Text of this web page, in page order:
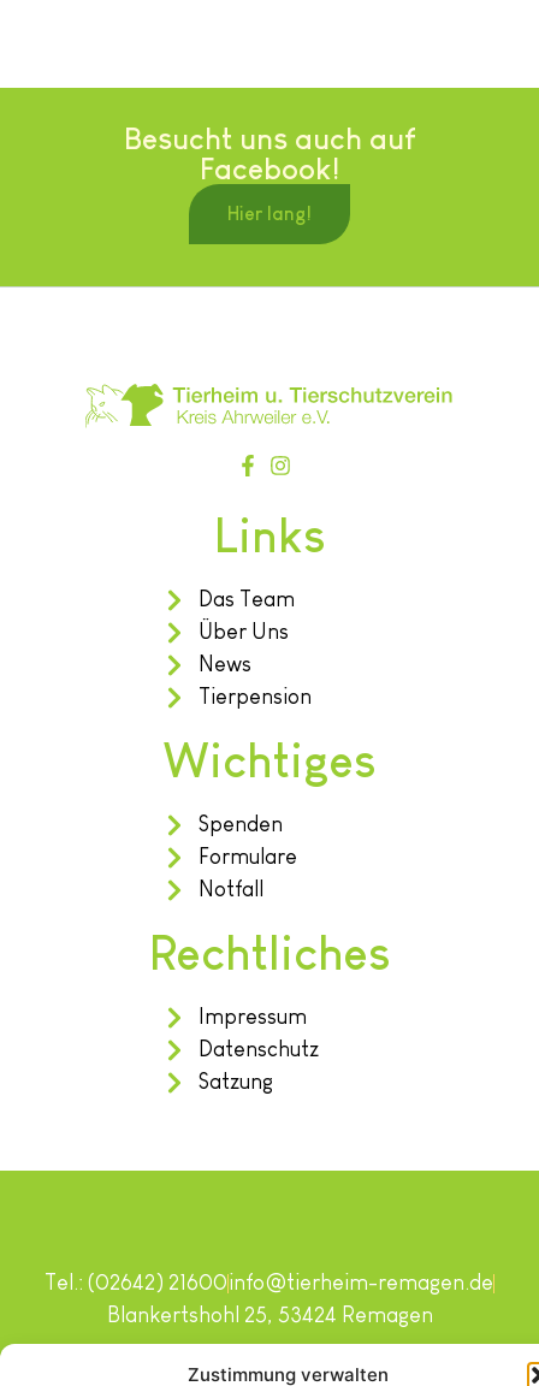
Zustimmung verwalten
Besucht uns auch auf
Facebook!
Hier lang!
Links
Das Team
Über Uns
News
Tierpension
Wichtiges
Spenden
Formulare
Notfall
Rechtliches
Impressum
Datenschutz
Satzung
Copyright © 2024. Alle Rechte vorbehalten.
Tel.: (02642) 21600info@tierheim-remagen.de
Blankertshohl 25, 53424 Remagen